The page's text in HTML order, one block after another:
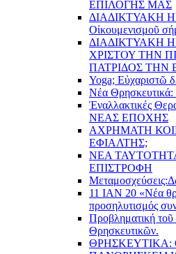
EΠΙΛΟΓΗΣ ΜΑΣ
ΔΙΑΔΙΚΤΥΑΚΗ
Οἰκουμενισμοῦ
ΔΙΑΔΙΚΤΥΑΚΗ
ΧΡΙΣΤΟΥ ΤΗΝ
ΠΑΤΡΙΔΟΣ ΤΗΝ
Yoga; Εὐχαριστῶ
Νέα
Ἐναλλακτικές
ΝΕΑΣ ΕΠΟΧΗΣ
ΑΧΡΗΜΑΤΗ
ΕΦΙΑΛΤΗΣ;
ΝΕΑ
ΕΠΙΣΤΡΟΦΗ
Μεταμοσχεύσεις:
11 ΙΑΝ 20 «Νέα
προσηλυτισμός
Προβληματική
Θρησκευτικῶν.
ΘΡΗΣΚΕΥΤΙΚΑ: